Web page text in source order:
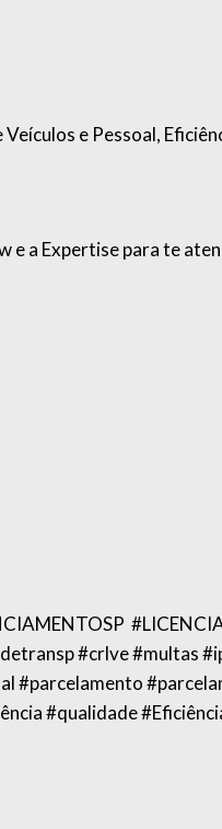
e Pessoal,
a Expertise para te
#crlve #multas
#parcelamento
#qualidade